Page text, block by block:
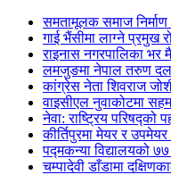
समतामूलक समाज
गाई भैंसीमा लाग्ने प्रमुख
राइनास नगरपालिका भर
लमजुङमा नेपाल तरुण
कांग्रेस नेता शिवराज
वाइसीएल नुवाकोटमा
नेवा: राष्ट्रिय परिषद्को
कीर्तिपुरमा मेयर र
पद्मकन्या विद्यालयको
चम्पादेवी डाँडामा